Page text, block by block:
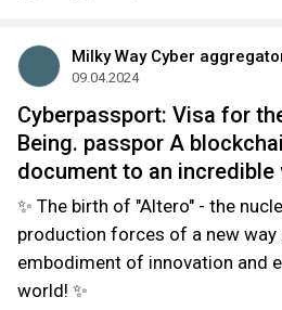
Milky Way Cyber
09.04.2024
Cyberpassport: Visa for
Being. passpor A
document to an incredible
✨ The birth of "Altero" - the
production forces of a new way
embodiment of innovation and
world! ✨